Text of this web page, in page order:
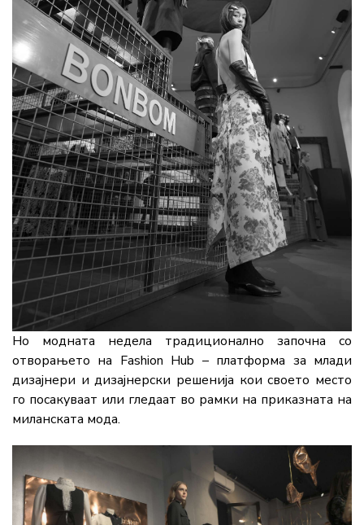
Но модната недела традиционално започна со
отворањето на Fashion Hub – платформа за млади
дизајнери и дизајнерски решенија кои своето место
го посакуваат или гледаат во рамки на приказната на
миланската мода.